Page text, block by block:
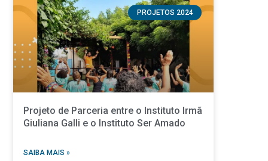
PROJETOS 2024
Projeto de Parceria entre o Instituto Irmã
Giuliana Galli e o Instituto Ser Amado
SAIBA MAIS »